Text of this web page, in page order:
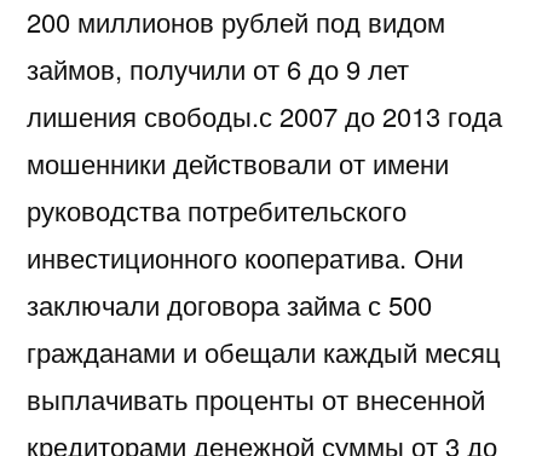
200 миллионов рублей под видом
займов, получили от 6 до 9 лет
лишения свободы.с 2007 до 2013 года
мошенники действовали от имени
руководства потребительского
инвестиционного кооператива. Они
заключали договора займа с 500
гражданами и обещали каждый месяц
выплачивать проценты от внесенной
кредиторами денежной суммы от 3 до